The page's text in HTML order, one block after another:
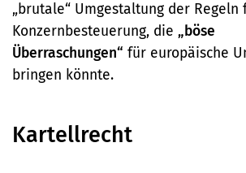
„brutale“ Umgestaltung der Regeln
Konzernbesteuerung, die „böse
Überraschungen“ für europäische
bringen könnte.
Kartellrecht